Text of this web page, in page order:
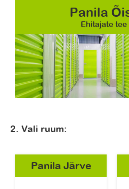
Panila
Ehitajate tee
2. Vali ruum:
Panila Järve